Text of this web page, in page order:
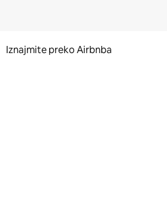
Iznajmite preko Airbnba